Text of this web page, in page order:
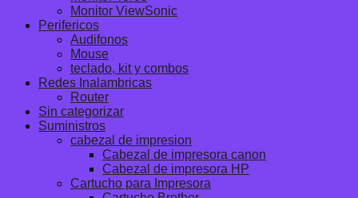
Monitor ViewSonic
Perifericos
Audifonos
Mouse
teclado, kit y combos
Redes Inalambricas
Router
Sin categorizar
Suministros
cabezal de impresion
Cabezal de impresora canon
Cabezal de impresora HP
Cartucho para Impresora